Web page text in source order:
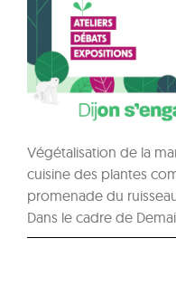
Végétalisation de la
cuisine des plantes
promenade du
Dans le cadre de